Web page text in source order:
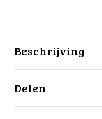
Beschrijving
Delen